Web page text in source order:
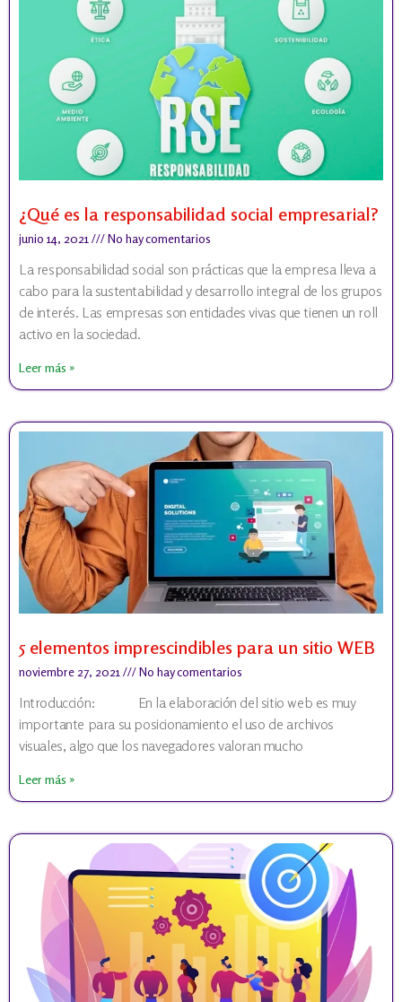
¿Qué es la responsabilidad social empresarial?
junio 14, 2021 No hay comentarios
La responsabilidad social son prácticas que la empresa lleva a
cabo para la sustentabilidad y desarrollo integral de los grupos
de interés. Las empresas son entidades vivas que tienen un roll
activo en la sociedad.
Leer más »
5 elementos imprescindibles para un sitio WEB
noviembre 27, 2021 No hay comentarios
Introducción: En la elaboración del sitio web es muy
importante para su posicionamiento el uso de archivos
visuales, algo que los navegadores valoran mucho
Leer más »